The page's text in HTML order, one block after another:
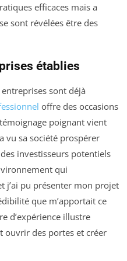
efficaces mais a
sont révélées être des
établies
sont déjà
offre des occasions
poignant vient
vu sa société prospérer
des investisseurs potentiels
qui
j’ai pu présenter mon projet
que m’apportait ce
d’expérience illustre
ouvrir des portes et créer